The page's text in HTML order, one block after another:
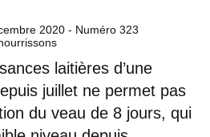
2020 - Numéro 323
laitières d’une
juillet ne permet pas
du veau de 8 jours, qui